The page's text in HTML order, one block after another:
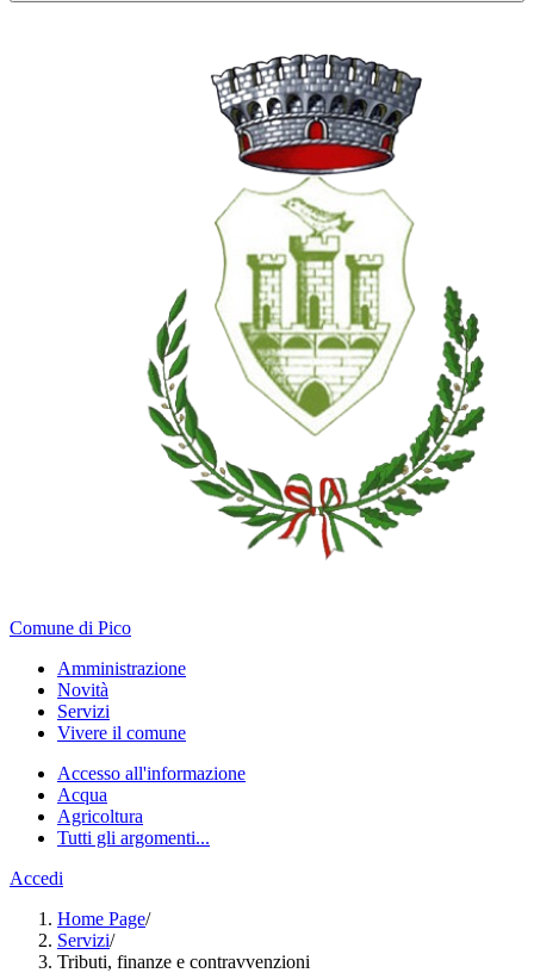
Comune di Pico
Amministrazione
Novità
Servizi
Vivere il comune
Accesso all'informazione
Acqua
Agricoltura
Tutti gli argomenti...
Accedi
Home Page/
Servizi/
Tributi, finanze e contravvenzioni